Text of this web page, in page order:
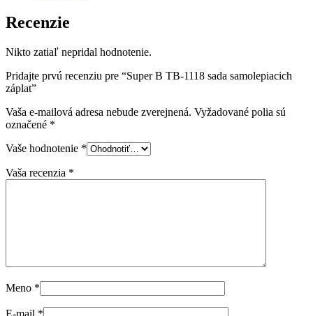
sada
samolepiacich
Recenzie
Nikto zatiaľ nepridal hodnotenie.
Pridajte prvú recenziu pre “Super B TB-1118 sada samolepiacich
záplat”
Vaša e-mailová adresa nebude zverejnená. Vyžadované polia sú
označené *
Vaše hodnotenie *
Vaša recenzia *
Meno *
E-mail *